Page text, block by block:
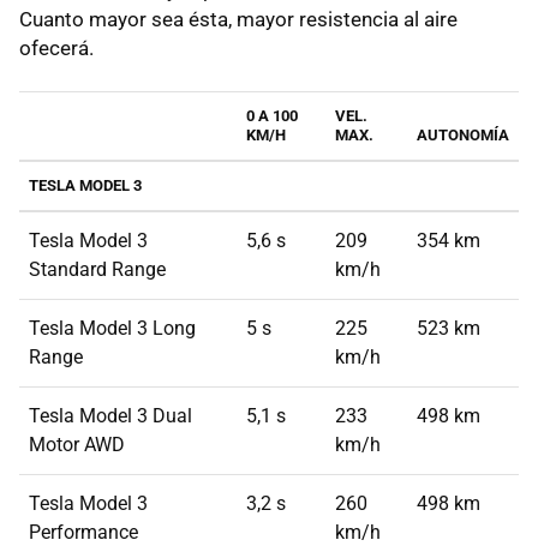
Cuanto mayor sea ésta, mayor resistencia al aire
ofecerá.
0 A 100
KM/H
VEL.
MAX.
AUTONOMÍA
TESLA MODEL 3
Tesla Model 3
Standard Range
5,6 s
209
km/h
354 km
Tesla Model 3 Long
Range
5 s
225
km/h
523 km
Tesla Model 3 Dual
Motor AWD
5,1 s
233
km/h
498 km
Tesla Model 3
Performance
3,2 s
260
km/h
498 km